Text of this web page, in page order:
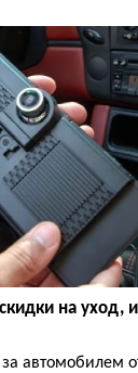
на уход,
автомобилем